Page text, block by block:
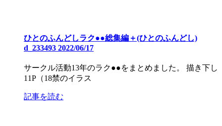
ひとのふんどしラク●●総集編＋(ひとのふんどし)
d_233493 2022/06/17
サークル活動13年のラク●●をまとめました。 描き下し
11P（18禁のイラス
記事を読む